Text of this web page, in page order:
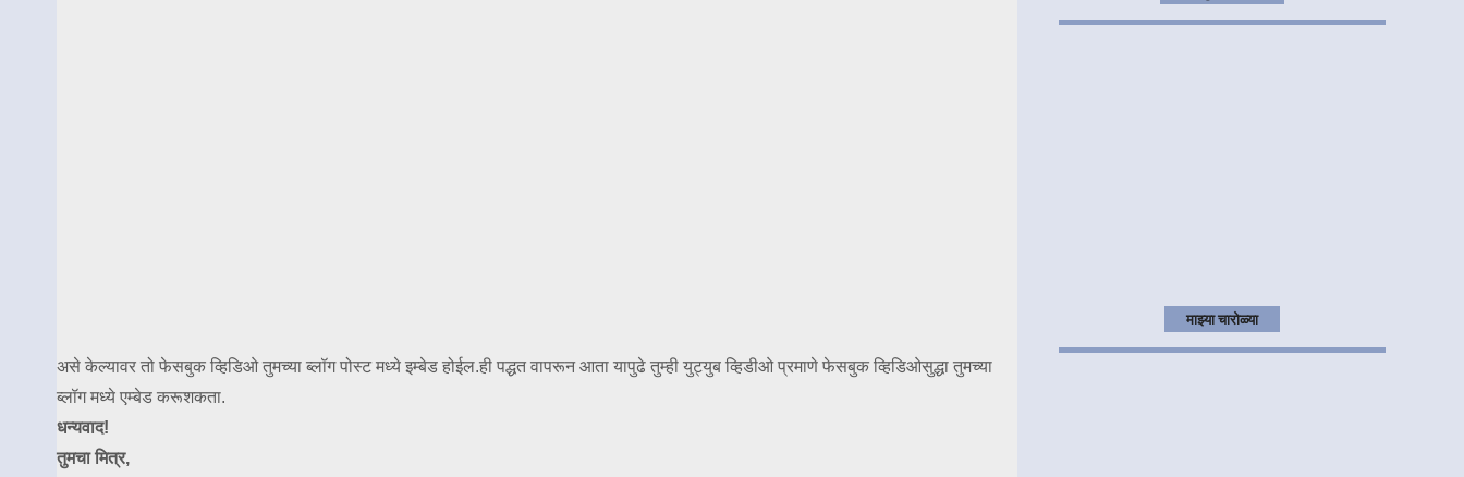
असे केल्यावर तो फेसबुक व्हिडिओ तुमच्या ब्लॉग पोस्ट मध्ये इम्बेड होईल.ही पद्धत वापरून आता यापुढे तुम्ही युट्युब व्हिडीओ प्रमाणे फेसबुक व्हिडिओसुद्धा तुमच्या
ब्लॉग मध्ये एम्बेड करूशकता.
धन्यवाद!
तुमचा मित्र,
माझ्या चारोळ्या